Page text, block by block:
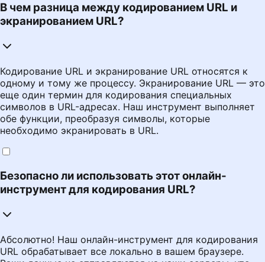
В чем разница между кодированием URL и
экранированием URL?
Кодирование URL и экранирование URL относятся к
одному и тому же процессу. Экранирование URL — это
еще один термин для кодирования специальных
символов в URL-адресах. Наш инструмент выполняет
обе функции, преобразуя символы, которые
необходимо экранировать в URL.
Безопасно ли использовать этот онлайн-
инструмент для кодирования URL?
Абсолютно! Наш онлайн-инструмент для кодирования
URL обрабатывает все локально в вашем браузере.